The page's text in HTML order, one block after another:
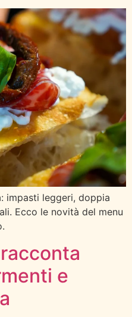
impasti leggeri, doppia
Ecco le novità del menu
e